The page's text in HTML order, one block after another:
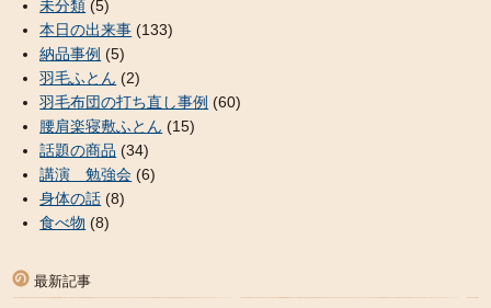
未分類 (5)
本日の出来事 (133)
納品事例 (5)
羽毛ふとん (2)
羽毛布団の打ち直し事例 (60)
腰肩楽寝敷ふとん (15)
話題の商品 (34)
講演 勉強会 (6)
身体の話 (8)
食べ物 (8)
最新記事